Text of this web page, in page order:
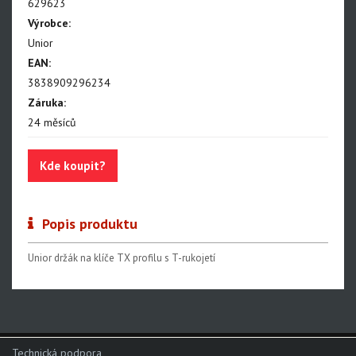
Nářadí na servis napl.kol
Nářadí na servis plášťů a duší
Centrovací stolice
Sety nářadí
Dílenské vybavení
629623
Výrobce:
Unior
EAN:
3838909296234
Záruka:
24 měsíců
Kde koupit?
Popis produktu
Unior držák na klíče TX profilu s T-rukojetí
Technická podpora